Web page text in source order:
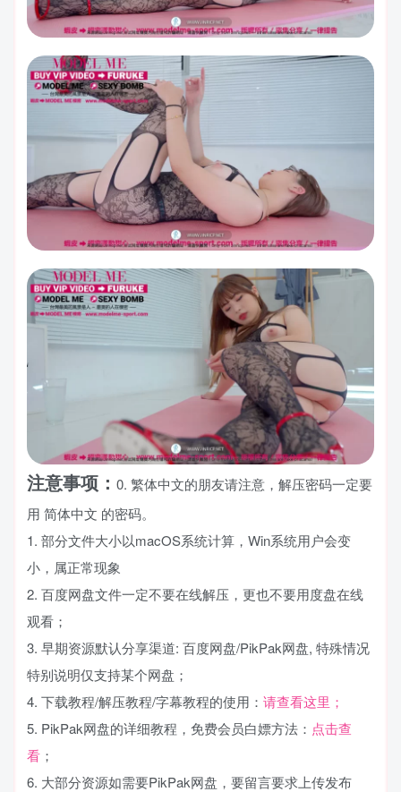
注意事项： 0. 繁体中文的朋友请注意，解压密码一定要
用 简体中文 的密码。
1. 部分文件大小以macOS系统计算，Win系统用户会变
小，属正常现象
2. 百度网盘文件一定不要在线解压，更也不要用度盘在线
观看；
3. 早期资源默认分享渠道: 百度网盘/PikPak网盘, 特殊情况
特别说明仅支持某个网盘；
4. 下载教程/解压教程/字幕教程的使用： 请查看这里；
5. PikPak网盘的详细教程，免费会员白嫖方法： 点击查
看 ；
6. 大部分资源如需要PikPak网盘，要留言要求上传发布